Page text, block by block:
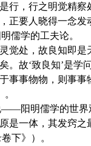
行，行之明觉精
正要人晓得一念
儒学的工夫论。
觉处，故良知即
。故‘致良知’是
事事物物，则事
。
——阳明儒学的世
是一体，其发窍
下》）。